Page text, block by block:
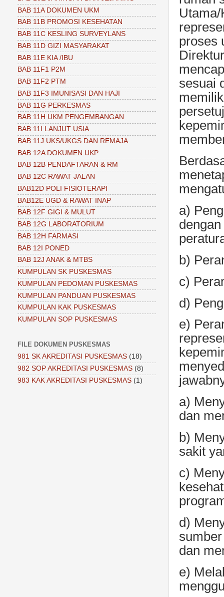
proses
sesuai
a)
b)
c)
d)
e)
a)
dan
b)
sakit
c)
d)
dan
e)
BAB 11A DOKUMEN UKM
BAB 11B PROMOSI KESEHATAN
BAB 11C KESLING SURVEYLANS
BAB 11D GIZI MASYARAKAT
BAB 11E KIA /IBU
BAB 11F1 P2M
BAB 11F2 PTM
BAB 11F3 IMUNISASI DAN HAJI
BAB 11G PERKESMAS
BAB 11H UKM PENGEMBANGAN
BAB 11I LANJUT USIA
BAB 11J UKS/UKGS DAN REMAJA
BAB 12A DOKUMEN UKP
BAB 12B PENDAFTARAN & RM
BAB 12C RAWAT JALAN
BAB12D POLI FISIOTERAPI
BAB12E UGD & RAWAT INAP
BAB 12F GIGI & MULUT
BAB 12G LABORATORIUM
BAB 12H FARMASI
BAB 12I PONED
BAB 12J ANAK & MTBS
KUMPULAN SK PUSKESMAS
KUMPULAN PEDOMAN PUSKESMAS
KUMPULAN PANDUAN PUSKESMAS
KUMPULAN KAK PUSKESMAS
KUMPULAN SOP PUSKESMAS
FILE DOKUMEN PUSKESMAS
981 SK AKREDITASI PUSKESMAS (18)
982 SOP AKREDITASI PUSKESMAS (8)
983 KAK AKREDITASI PUSKESMAS (1)